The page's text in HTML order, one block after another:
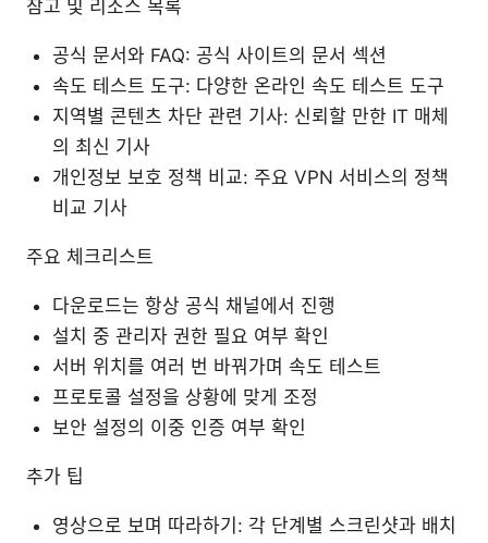
참고 및 리소스 목록
공식 문서와 FAQ: 공식 사이트의 문서 섹션
속도 테스트 도구: 다양한 온라인 속도 테스트 도구
지역별 콘텐츠 차단 관련 기사: 신뢰할 만한 IT 매체
의 최신 기사
개인정보 보호 정책 비교: 주요 VPN 서비스의 정책
비교 기사
주요 체크리스트
다운로드는 항상 공식 채널에서 진행
설치 중 관리자 권한 필요 여부 확인
서버 위치를 여러 번 바꿔가며 속도 테스트
프로토콜 설정을 상황에 맞게 조정
보안 설정의 이중 인증 여부 확인
추가 팁
영상으로 보며 따라하기: 각 단계별 스크린샷과 배치